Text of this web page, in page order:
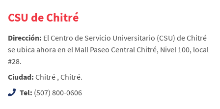
CSU de Chitré
Dirección: El Centro de Servicio Universitario (CSU) de Chitré
se ubica ahora en el Mall Paseo Central Chitré, Nivel 100, local
#28.
Ciudad: Chitré , Chitré.
Tel: (507) 800-0606